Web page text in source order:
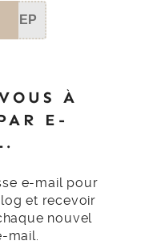
SEP
À
E-
e-mail pour
et recevoir
nouvel
mail.